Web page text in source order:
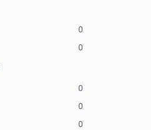
0
0
0
0
0